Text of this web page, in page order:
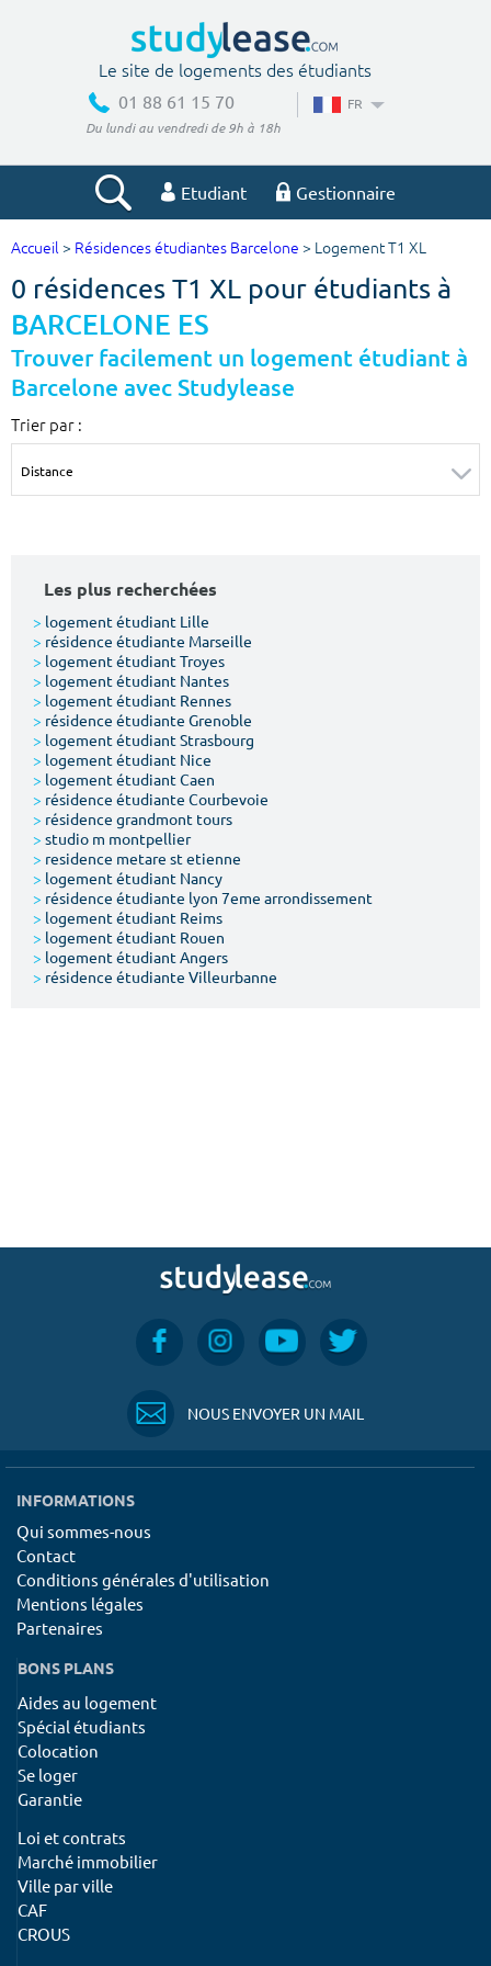
Le site de logements des étudiants
01 88 61 15 70
Du lundi au vendredi de 9h à 18h
FR
Etudiant Gestionnaire
Votre recherche
Ville, école
Type de location
Votre date d'entrée
Accueil > Résidences étudiantes Barcelone > Logement T1 XL
0 résidences T1 XL pour étudiants à
BARCELONE ES
Trouver facilement un logement étudiant à
Barcelone avec Studylease
Trier par :
Les plus recherchées
> logement étudiant Lille
> résidence étudiante Marseille
> logement étudiant Troyes
> logement étudiant Nantes
> logement étudiant Rennes
> résidence étudiante Grenoble
> logement étudiant Strasbourg
> logement étudiant Nice
> logement étudiant Caen
> résidence étudiante Courbevoie
> résidence grandmont tours
> studio m montpellier
> residence metare st etienne
> logement étudiant Nancy
> résidence étudiante lyon 7eme arrondissement
> logement étudiant Reims
> logement étudiant Rouen
> logement étudiant Angers
> résidence étudiante Villeurbanne
NOUS ENVOYER UN MAIL
INFORMATIONS
Qui sommes-nous
Contact
Conditions générales d'utilisation
Mentions légales
Partenaires
BONS PLANS
Aides au logement
Spécial étudiants
Colocation
Se loger
Garantie
Loi et contrats
Marché immobilier
Ville par ville
CAF
CROUS